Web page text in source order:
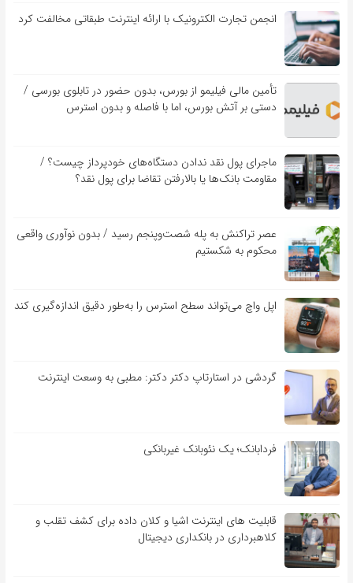
انجمن تجارت الکترونیک با ارائه اینترنت طبقاتی مخالفت کرد
تأمین مالی فیلیمو از بورس، بدون حضور در تابلوی بورسی /
دستی بر آتش بورس، اما با فاصله و بدون استرس
ماجرای پول نقد ندادن دستگاه‌های خودپرداز چیست؟ /
مقاومت بانک‌ها یا بالارفتن تقاضا برای پول نقد؟
عصر تراکنش به پله شصت‌وپنجم رسید / بدون نوآوری واقعی
محکوم به شکستیم
اپل واچ می‌تواند سطح استرس را به‌طور دقیق اندازه‌گیری کند
گردشی در استارتاپ دکتر دکتر: مطبی به وسعت اینترنت
فردابانک؛ یک نئوبانک غیربانکی
قابلیت ‏های اینترنت اشیا و کلان‏ داده برای کشف تقلب و
کلاهبرداری در بانکداری دیجیتال